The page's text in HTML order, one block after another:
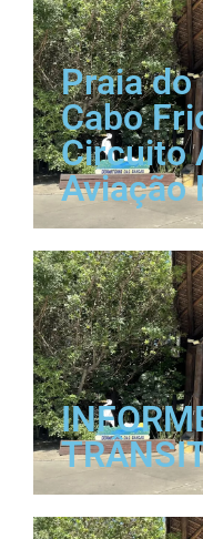
Praia
Cabo
Circuito
Aviação